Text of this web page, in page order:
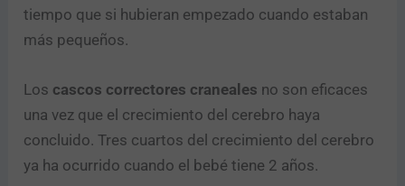
tiempo que si hubieran empezado cuando estaban
más pequeños.
Los cascos correctores craneales no son eficaces
una vez que el crecimiento del cerebro haya
concluido. Tres cuartos del crecimiento del cerebro
ya ha ocurrido cuando el bebé tiene 2 años.